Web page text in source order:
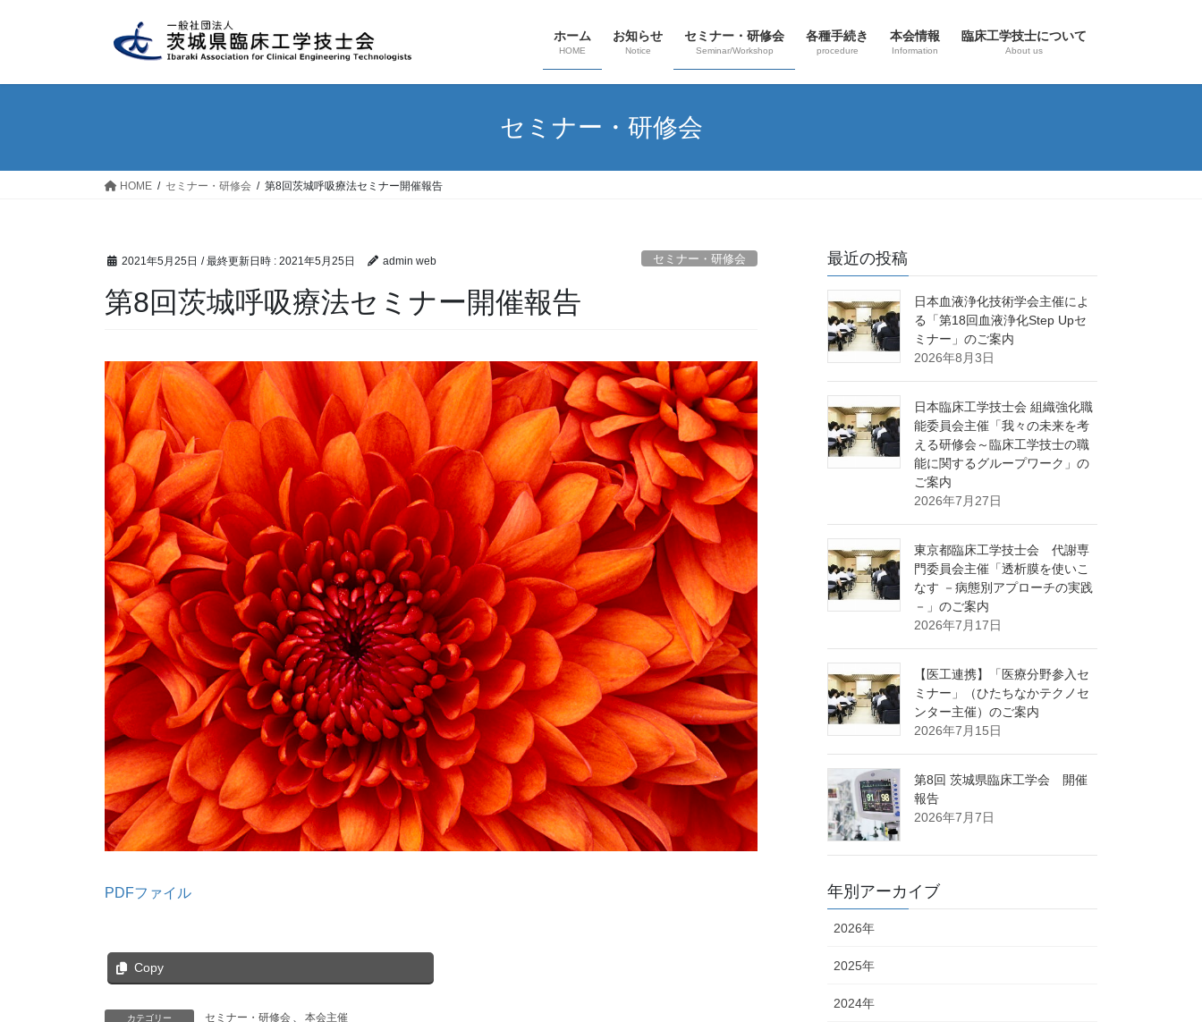
ホーム
HOME
お知らせ
Notice
セミナー・研修会
Seminar/Workshop
各種手続き
procedure
本会情報
Information
臨床工学技士について
About us
セミナー・研修会
HOME セミナー・研修会 第8回茨城呼吸療法セミナー開催報告
2021年5月25日 / 最終更新日時 : 2021年5月25日 admin web セミナー・研修会
第8回茨城呼吸療法セミナー開催報告
PDFファイル
Copy
カテゴリー セミナー・研修会 本会主催
最近の投稿
日本血液浄化技術学会主催によ
る「第18回血液浄化Step Upセ
ミナー」のご案内
2026年8月3日
日本臨床工学技士会 組織強化職
能委員会主催「我々の未来を考
える研修会～臨床工学技士の職
能に関するグループワーク」の
ご案内
2026年7月27日
東京都臨床工学技士会 代謝専
門委員会主催「透析膜を使いこ
なす －病態別アプローチの実践
－」のご案内
2026年7月17日
【医工連携】「医療分野参入セ
ミナー」（ひたちなかテクノセ
ンター主催）のご案内
2026年7月15日
第8回 茨城県臨床工学会 開催
報告
2026年7月7日
年別アーカイブ
2026年
2025年
2024年